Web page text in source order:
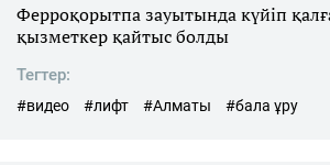
Ферроқорытпа зауытында күйіп
қызметкер қайтыс болды
Тегтер:
#видео #лифт #Алматы #бала ұру